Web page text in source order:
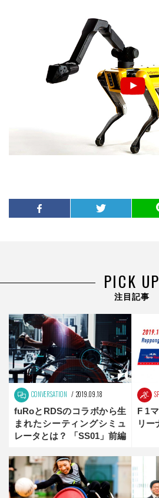
PICK UP
注目記事
CONVERSATION 2019.09.18
fuRoとRDSのコラボから生
まれたシーティングシミュ
レータとは？ 「SS01」前編
F 1
リー